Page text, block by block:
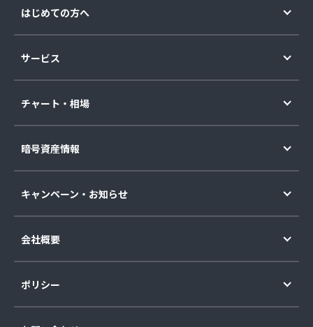
はじめての方へ
サービス
チャート・相場
暗号資産情報
キャンペーン・お知らせ
会社概要
ポリシー